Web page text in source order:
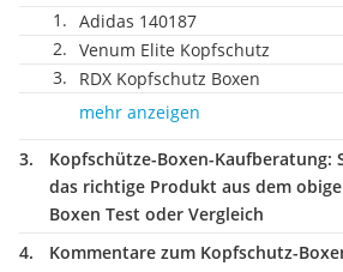
Adidas 140187
Venum Elite Kopfschutz
RDX Kopfschutz Boxen
mehr anzeigen
Kopfschütze-Boxen-Kaufberatung:
das richtige Produkt aus dem
Boxen Test oder Vergleich
Kommentare zum Kopfschutz-